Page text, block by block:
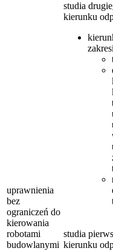
uprawnienia
bez
ograniczeń do
kierowania
robotami
budowlanymi
studia
kierunku
studia
kierunku